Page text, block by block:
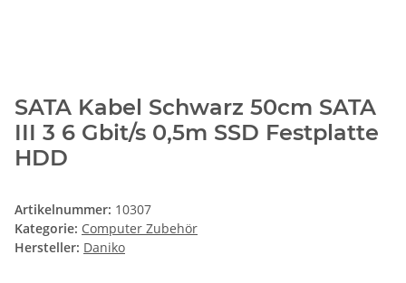
SATA Kabel Schwarz 50cm SATA
III 3 6 Gbit/s 0,5m SSD Festplatte
HDD
Artikelnummer: 10307
Kategorie: Computer Zubehör
Hersteller: Daniko